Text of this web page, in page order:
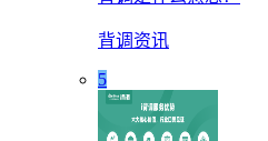
背调资讯
5